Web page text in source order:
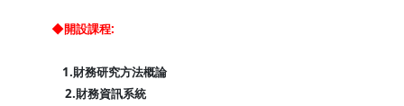
◆開設課程:
1.財務研究方法概論
2.財務資訊系統